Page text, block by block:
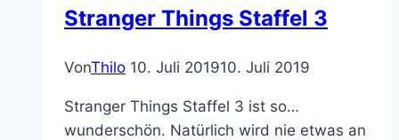
Stranger Things Staffel 3
VonThilo 10. Juli 201910. Juli 2019
Stranger Things Staffel 3 ist so…
wunderschön. Natürlich wird nie etwas an